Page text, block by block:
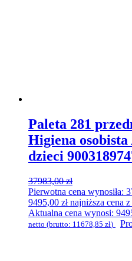
Paleta 281
Higiena
dzieci
37983,00zł
Pierwotna cena wynosiła:
9495,00 złnajniższa cena
Aktualna cena wynosi:
netto (brutto: 11678,85 zł)